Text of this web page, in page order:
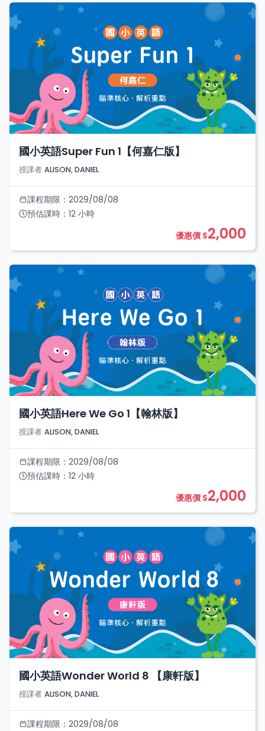
國小英語Super Fun 1【何嘉仁版】
授課者 ALISON, DANIEL
課程期限： 2029/08/08
預估課時： 12 小時
優惠價 $2,000
國小英語Here We Go 1【翰林版】
授課者 ALISON, DANIEL
課程期限： 2029/08/08
預估課時： 12 小時
優惠價 $2,000
國小英語Wonder World 8 【康軒版】
授課者 ALISON, DANIEL
課程期限： 2029/08/08